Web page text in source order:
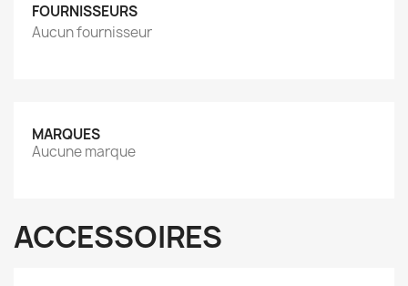
FOURNISSEURS
Aucun fournisseur
MARQUES
Aucune marque
ACCESSOIRES